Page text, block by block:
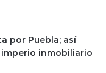
por Puebla; así
inmobiliario